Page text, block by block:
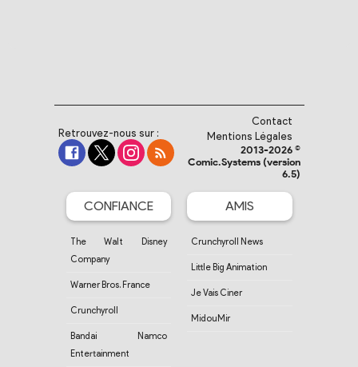
Retrouvez-nous sur :
Contact
Mentions Légales
2013-2026 ©
Comic.Systems (version
6.5)
CONFIANCE
The Walt Disney
Company
Warner Bros. France
Crunchyroll
Bandai Namco
Entertainment
AMIS
Crunchyroll News
Little Big Animation
Je Vais Ciner
MidouMir